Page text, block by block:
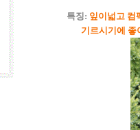
특징: 잎이넓고 컴
기르시기에 좋